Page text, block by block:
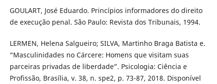
GOULART, José Eduardo. Princípios informadores do direito
de execução penal. São Paulo: Revista dos Tribunais, 1994.
LERMEN, Helena Salgueiro; SILVA, Martinho Braga Batista e.
“Masculinidades no Cárcere: Homens que visitam suas
parceiras privadas de liberdade”. Psicologia: Ciência e
Profissão, Brasília, v. 38, n. spe2, p. 73-87, 2018. Disponível